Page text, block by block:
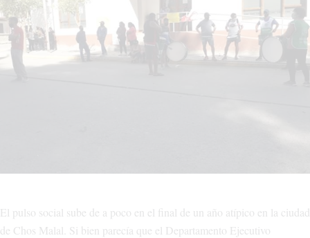
El pulso social sube de a poco en el final de un año atípico en la ciudad
de Chos Malal. Si bien parecía que el Departamento Ejecutivo